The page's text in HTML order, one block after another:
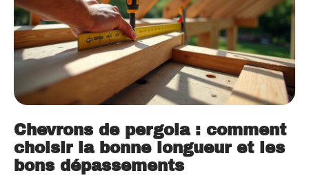
Chevrons de pergola : comment
choisir la bonne longueur et les
bons dépassements